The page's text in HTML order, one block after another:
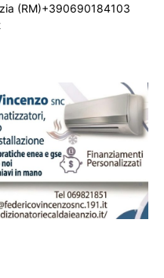
(RM)+390690184103